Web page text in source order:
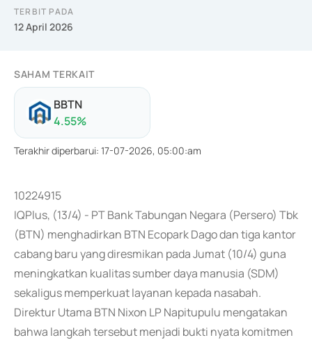
TERBIT PADA
12 April 2026
SAHAM TERKAIT
BBTN
4.55%
Terakhir diperbarui: 17-07-2026, 05:00:am
10224915
IQPlus, (13/4) - PT Bank Tabungan Negara (Persero) Tbk
(BTN) menghadirkan BTN Ecopark Dago dan tiga kantor
cabang baru yang diresmikan pada Jumat (10/4) guna
meningkatkan kualitas sumber daya manusia (SDM)
sekaligus memperkuat layanan kepada nasabah.
Direktur Utama BTN Nixon LP Napitupulu mengatakan
bahwa langkah tersebut menjadi bukti nyata komitmen